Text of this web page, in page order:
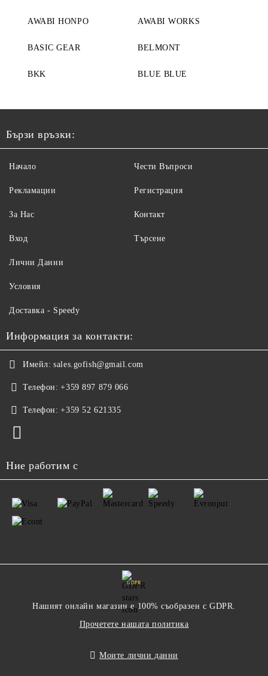
AWABI HONPO AWABI WORKS
BASIC GEAR BELMONT
BKK BLUE BLUE
Бързи връзки:
Начало
Рекламации
За Нас
Вход
Чести Въпроси
Регистрация
Контакт
Търсене
Лични Данни
Условия
Доставка - Speedy
Информация за контакти:
Имейл: sales.gofish@gmail.com
Телефон: +359 897 879 066
Телефон: +359 52 621335
Ние работим с
GDPR
Нашият онлайн магазин е 100% съобразен с GDPR.
Прочетете нашата политика
Моите лични данни